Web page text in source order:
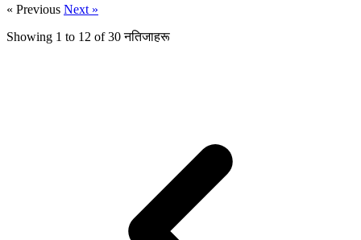
« Previous Next »
Showing 1 to 12 of30नतिजाहरू